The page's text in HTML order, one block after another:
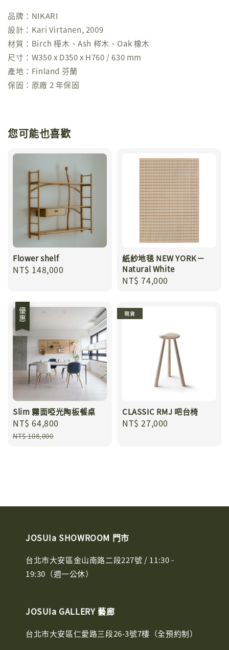
品牌：NIKARI
設計：Kari Virtanen, 2009
材質：Birch 樺木、Ash 梣木、Oak 橡木
尺寸：W350 x D350 x H760 / 630 mm
產地：Finland 芬蘭
保固：原廠 2 年保固
您可能也喜歡
Flower shelf
Regular
NT$ 148,000
紙紗地毯 NEW YORK－
Natural White
Regular
NT$ 74,000
優惠
Slim 霧面啞光陶板餐桌
Sale
price
NT$ 64,800
NT$ 108,000
現貨
CLASSIC RMJ 吧台椅
Regular
NT$ 27,000
JOSUIa SHOWROOM 門市
台北市大安區金山南路二段227號 / 11:30 -
19:30（週一公休）
JOSUIa GALLERY 藝廊
台北市大安區仁愛路三段26-3號7樓（全預約制）